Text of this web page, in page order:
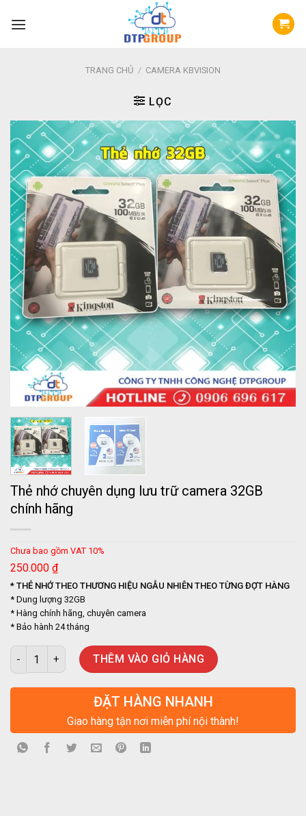
TRANG CHỦ / CAMERA KBVISION
LỌC
Thẻ nhớ chuyên dụng lưu trữ camera 32GB
chính hãng
Chưa bao gồm VAT 10%
250.000 ₫
* THẺ NHỚ THEO THƯƠNG HIỆU NGẪU NHIÊN THEO TỪNG ĐỢT HÀNG
* Dung lượng 32GB
* Hàng chính hãng, chuyên camera
* Bảo hành 24 tháng
Thẻ nhớ chuyên dụng lưu trữ camera 32GB chính hãng số lượng
THÊM VÀO GIỎ HÀNG
ĐẶT HÀNG NHANH
Giao hàng tận nơi miễn phí nội thành!